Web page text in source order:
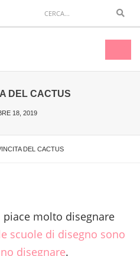
DEL CACTUS
18, 2019
DEL CACTUS
piace molto disegnare
scuole di disegno sono
disegnare.